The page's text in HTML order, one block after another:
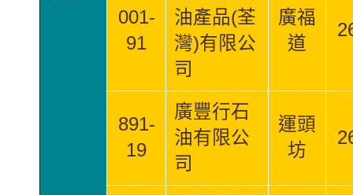
001-
91
油產品(荃
灣)有限公
司
廣福
道
891-
19
廣豐行石
油有限公
司
運頭
坊